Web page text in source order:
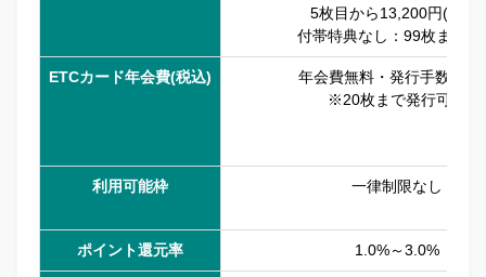
5枚目から13,200円(税込)
付帯特典なし：99枚まで無
ETCカード年会費(税込)
年会費無料・発行手数料無
※20枚まで発行可能
利用可能枠 一律制限なし
ポイント還元率 1.0%～3.0%